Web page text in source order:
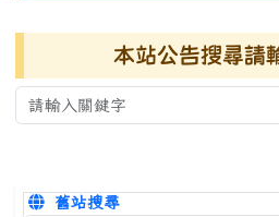
本站公告搜尋請
舊站搜尋